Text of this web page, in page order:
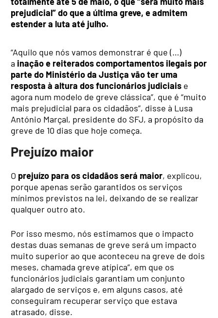
prejudicial” do que a última greve, e admitem
estender a luta até julho.
“Aquilo que nós vamos demonstrar é que (…)
a inação e reiterados comportamentos ilegais por
parte do Ministério da Justiça vão ter uma
resposta à altura dos funcionários judiciais e
agora num modelo de greve clássica”, que é “muito
mais prejudicial para os cidadãos”, disse à Lusa
António Marçal, presidente do SFJ, a propósito da
greve de 10 dias que hoje começa.
Prejuízo maior
O prejuízo para os cidadãos será maior, explicou,
porque apenas serão garantidos os serviços
mínimos previstos na lei, deixando de se realizar
qualquer outro ato.
Por isso mesmo, nós estimamos que o impacto
destas duas semanas de greve será um impacto
muito superior ao que aconteceu na greve de dois
meses, chamada greve atípica”, em que os
funcionários judiciais garantiam um conjunto
alargado de serviços e, em alguns casos, até
conseguiram recuperar serviço que estava
atrasado, disse.